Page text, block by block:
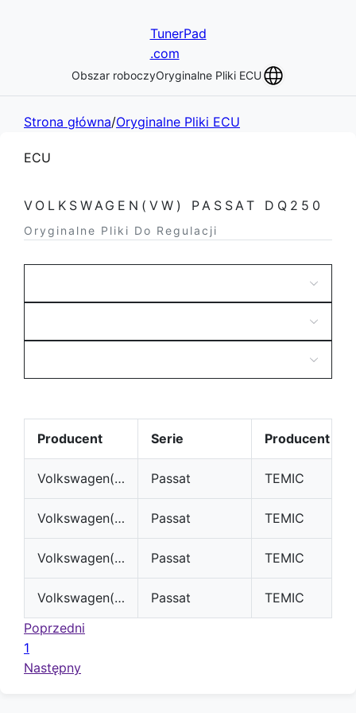
TunerPad
.com
Obszar roboczyOryginalne Pliki ECU
Strona główna/Oryginalne Pliki ECU
ECU
VOLKSWAGEN(VW) PASSAT DQ250
Oryginalne Pliki Do Regulacji
Producent Serie Producent
Volkswagen(VW) Passat TEMIC
Volkswagen(VW) Passat TEMIC
Volkswagen(VW) Passat TEMIC
Volkswagen(VW) Passat
TEMIC
Poprzedni
1
Następny